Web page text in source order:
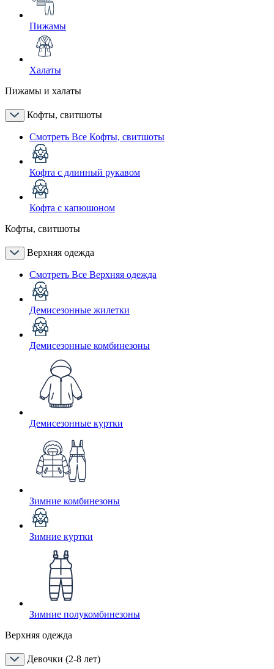
Пижамы
Халаты
Пижамы и халаты
Кофты, свитшоты
Смотреть Все Кофты, свитшоты
Кофта с длинный рукавом
Кофта с капюшоном
Кофты, свитшоты
Верхняя одежда
Смотреть Все Верхняя одежда
Демисезонные жилетки
Демисезонные комбинезоны
Демисезонные куртки
Зимние комбинезоны
Зимние куртки
Зимние полукомбинезоны
Верхняя одежда
Девочки (2-8 лет)